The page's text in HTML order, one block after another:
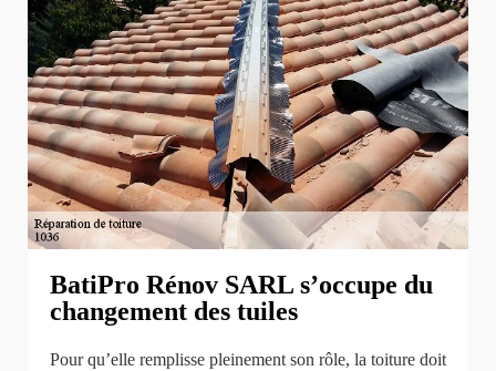
BatiPro Rénov SARL s’occupe du
changement des tuiles
Pour qu’elle remplisse pleinement son rôle, la toiture doit